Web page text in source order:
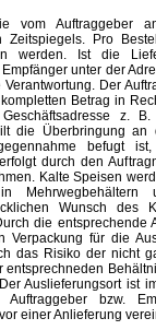
vom Auftraggeber
Zeitspiegels. Pro
werden. Ist die
unter der
Der
Betrag in
z.
die Überbringung an
befugt
durch den
Kalte Speisen
Mehrwegbehältern
Wunsch des
die entsprechende
Verpackung für die
das Risiko der nicht
entsprechneden
Auslieferungsort ist
bzw.
einer Anlieferung